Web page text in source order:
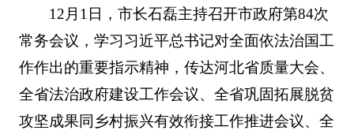
12月1日，市长石磊主持召开市政府第84次
常务会议，学习习近平总书记对全面依法治国工
作作出的重要指示精神，传达河北省质量大会、
全省法治政府建设工作会议、全省巩固拓展脱贫
攻坚成果同乡村振兴有效衔接工作推进会议、全